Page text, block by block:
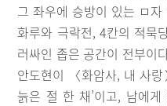
그 좌우에 승방이 있는 ㅁ
화루와 극락전, 4칸의 적묵
러싸인 좁은 공간이 전부이
안도현이 〈화암사, 내 사
늙은 절 한 채’이고, 남에